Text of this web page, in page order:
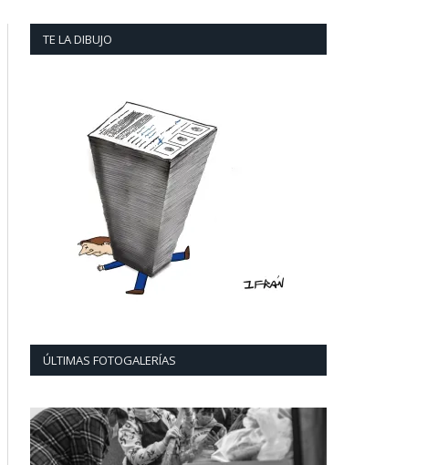
TE LA DIBUJO
ÚLTIMAS FOTOGALERÍAS